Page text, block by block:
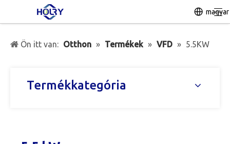
magyar
Ön itt van: Otthon » Termékek » VFD » 5.5KW
Termékkategória